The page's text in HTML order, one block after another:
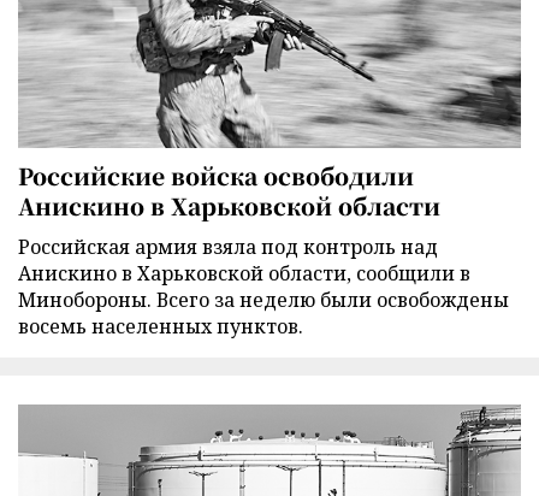
Российские войска освободили
Анискино в Харьковской области
Российская армия взяла под контроль над
Анискино в Харьковской области, сообщили в
Минобороны. Всего за неделю были освобождены
восемь населенных пунктов.